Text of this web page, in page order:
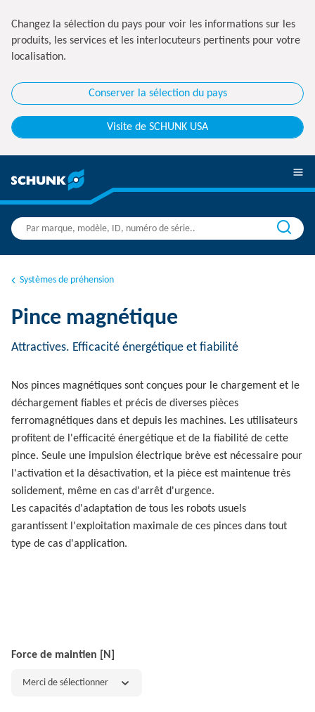
Changez la sélection du pays pour voir les informations sur les
produits, les services et les interlocuteurs pertinents pour votre
localisation.
Conserver la sélection du pays
Visite de SCHUNK USA
Systèmes de préhension
Pince magnétique
Attractives. Efficacité énergétique et fiabilité
Nos pinces magnétiques sont conçues pour le chargement et le
déchargement fiables et précis de diverses pièces
ferromagnétiques dans et depuis les machines. Les utilisateurs
profitent de l'efficacité énergétique et de la fiabilité de cette
pince. Seule une impulsion électrique brève est nécessaire pour
l'activation et la désactivation, et la pièce est maintenue très
solidement, même en cas d'arrêt d'urgence.
Les capacités d'adaptation de tous les robots usuels
garantissent l'exploitation maximale de ces pinces dans tout
type de cas d'application.
Force de maintien [N]
Merci de sélectionner